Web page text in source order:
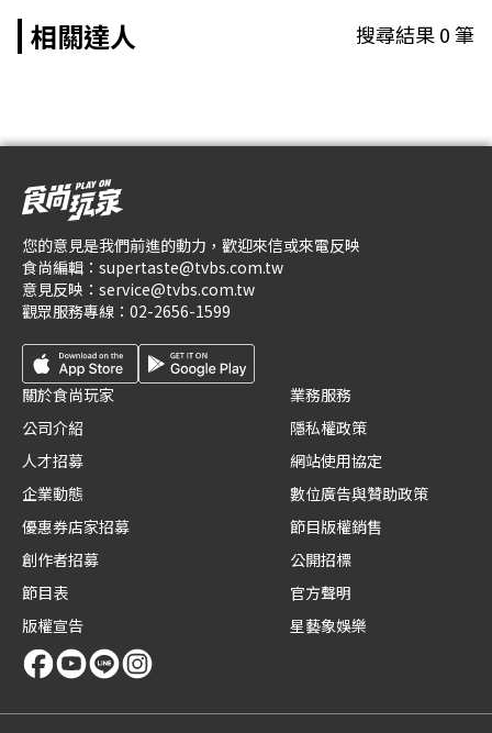
相關達人 搜尋結果0筆
您的意見是我們前進的動力，歡迎來信或來電反映
食尚編輯： supertaste@tvbs.com.tw
意見反映： service@tvbs.com.tw
觀眾服務專線： 02-2656-1599
關於食尚玩家
公司介紹
人才招募
企業動態
優惠券店家招募
創作者招募
節目表
版權宣告
業務服務
隱私權政策
網站使用協定
數位廣告與贊助政策
節目版權銷售
公開招標
官方聲明
星藝象娛樂